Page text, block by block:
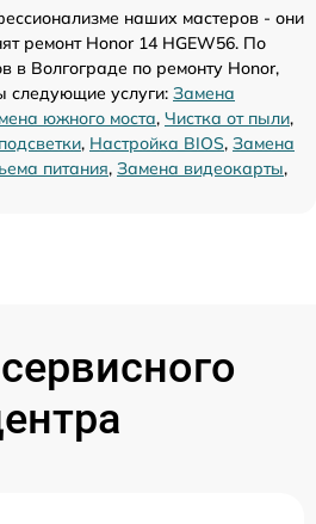
наших мастеров - они
ремонт Honor 14 HGEW56. По
в Волгограде по ремонту Honor,
следующие услуги: Замена
южного моста, Чистка от пыли,
, Настройка BIOS, Замена
питания, Замена видеокарты,